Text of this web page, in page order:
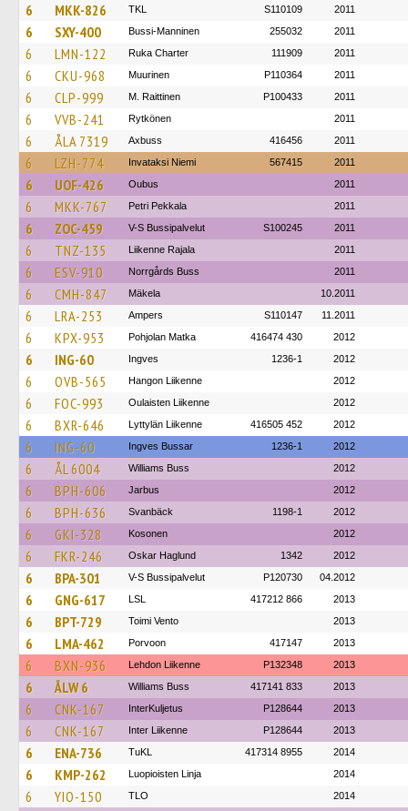
6 MKK-826 TKL S110109 2011
6 SXY-400 Bussi-Manninen 255032 2011
6 LMN-122 Ruka Charter 111909 2011
6 CKU-968 Muurinen P110364 2011
6 CLP-999 M. Raittinen P100433 2011
6 VVB-241 Rytkönen 2011
6 ÅLA 7319 Axbuss 416456 2011
6 LZH-774 Invataksi Niemi 567415 2011
6 UOF-426 Oubus 2011
6 MKK-767 Petri Pekkala 2011
6 ZOC-459 V-S Bussipalvelut S100245 2011
6 TNZ-135 Liikenne Rajala 2011
6 ESV-910 Norrgårds Buss 2011
6 CMH-847 Mäkela 10.2011
6 LRA-253 Ampers S110147 11.2011
6 KPX-953 Pohjolan Matka 416474 430 2012
6 ING-60 Ingves 1236-1 2012
6 OVB-565 Hangon Liikenne 2012
6 FOC-993 Oulaisten Liikenne 2012
6 BXR-646 Lyttylän Liikenne 416505 452 2012
6 ING-60 Ingves Bussar 1236-1 2012
6 ÅL 6004 Williams Buss 2012
6 BPH-606 Jarbus 2012
6 BPH-636 Svanbäck 1198-1 2012
6 GKI-328 Kosonen 2012
6 FKR-246 Oskar Haglund 1342 2012
6 BPA-301 V-S Bussipalvelut P120730 04.2012
6 GNG-617 LSL 417212 866 2013
6 BPT-729 Toimi Vento 2013
6 LMA-462 Porvoon 417147 2013
6 BXN-936 Lehdon Liikenne P132348 2013
6 ÅLW 6 Williams Buss 417141 833 2013
6 CNK-167 InterKuljetus P128644 2013
6 CNK-167 Inter Liikenne P128644 2013
6 ENA-736 TuKL 417314 8955 2014
6 KMP-262 Luopioisten Linja 2014
6 YIO-150 TLO 2014